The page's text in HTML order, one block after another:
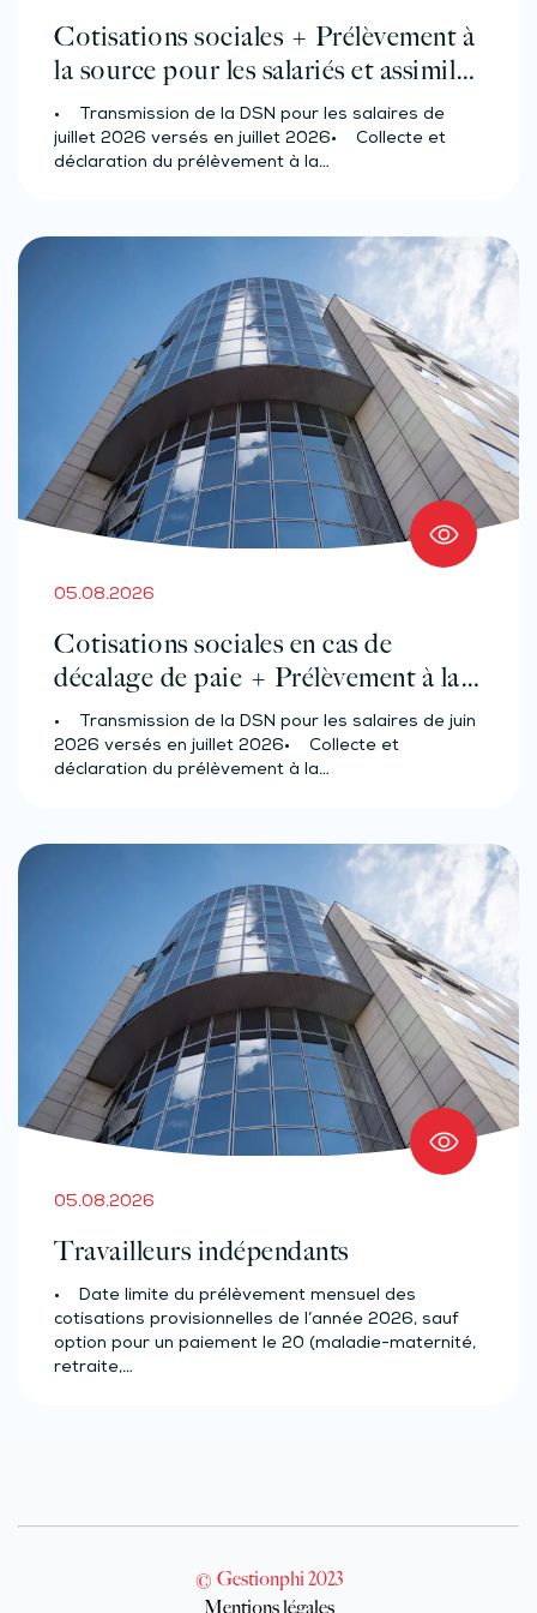
Cotisations sociales + Prélèvement à
la source pour les salariés et assimilés
(effectif d’au moins 50 salariés)
• Transmission de la DSN pour les salaires de
juillet 2026 versés en juillet 2026• Collecte et
déclaration du prélèvement à la…
05.08.2026
Cotisations sociales en cas de
décalage de paie + Prélèvement à la
source des salariés et assimilés
(effectif d’au moins 50 salariés)
• Transmission de la DSN pour les salaires de juin
2026 versés en juillet 2026• Collecte et
déclaration du prélèvement à la…
05.08.2026
Travailleurs indépendants
• Date limite du prélèvement mensuel des
cotisations provisionnelles de l’année 2026, sauf
option pour un paiement le 20 (maladie-maternité,
retraite,…
© Gestionphi 2023
Mentions légales